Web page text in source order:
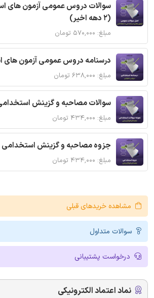
سوالات دروس عمومی آزمون های
(2 دهه اخیر)
مبلغ: ۵۷۰,۰۰۰ تومان
درسنامه دروس عمومی آزمون های
مبلغ: ۶۳۸,۰۰۰ تومان
سوالات مصاحبه و گزینش
مبلغ: ۴۳۴,۰۰۰ تومان
جزوه مصاحبه و گزینش استخدامی
مبلغ: ۴۳۴,۰۰۰ تومان
مشاهده خریدهای قبلی
سوالات متداول
درخواست پشتیبانی
نماد اعتماد الکترونیکی